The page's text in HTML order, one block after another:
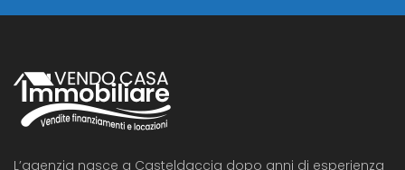
L’agenzia nasce a Casteldaccia dopo anni di esperienza